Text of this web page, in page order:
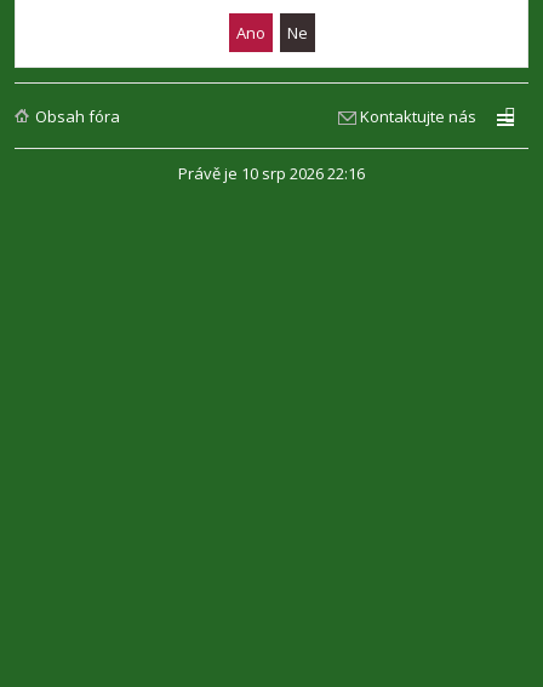
Obsah fóra Kontaktujte nás
Právě je 10 srp 2026 22:16